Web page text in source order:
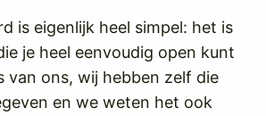
is eigenlijk heel simpel: het is
je heel eenvoudig open kunt
van ons, wij hebben zelf die
en we weten het ook